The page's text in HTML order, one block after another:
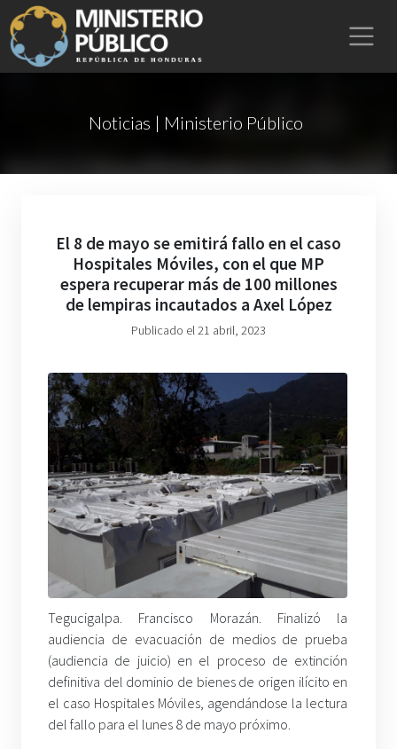
Noticias | Ministerio Público
El 8 de mayo se emitirá fallo en el caso
Hospitales Móviles, con el que MP
espera recuperar más de 100 millones
de lempiras incautados a Axel López
Publicado el 21 abril, 2023
Tegucigalpa. Francisco Morazán. Finalizó la
audiencia de evacuación de medios de prueba
(audiencia de juicio) en el proceso de extinción
definitiva del dominio de bienes de origen ilícito en
el caso Hospitales Móviles, agendándose la lectura
del fallo para el lunes 8 de mayo próximo.